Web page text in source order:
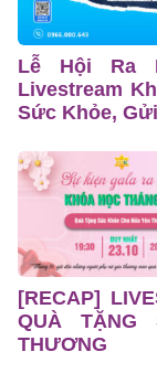
Lễ Hội Ra
Livestream
Sức Khỏe,
[RECAP]
QUÀ TẶNG
THƯƠNG